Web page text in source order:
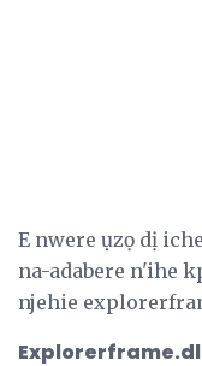
E nwere ụzọ dị
na-adabere n'ihe
njehie